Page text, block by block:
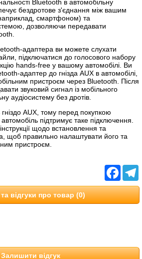
Bluetooth в автомобільну
бездротове з'єднання між вашим
смартфоном) та
дозволяючи передавати
адаптера ви можете слухати
підключатися до голосового набору
hands-free у вашому автомобілі. Ви
адаптер до гнізда AUX в автомобілі,
пристроєм через Bluetooth. Після
звуковий сигнал із мобільного
аудіосистему без дротів.
AUX, тому перед покупкою
підтримує таке підключення.
щодо встановлення та
щоб правильно налаштувати його та
пристроєм.
відгуки про товар (0)
Залишити відгук